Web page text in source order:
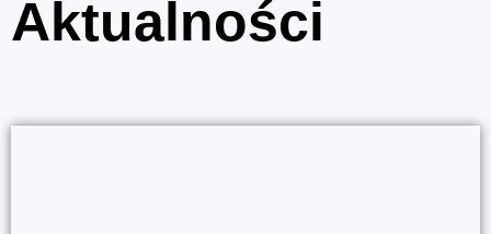
Aktualności